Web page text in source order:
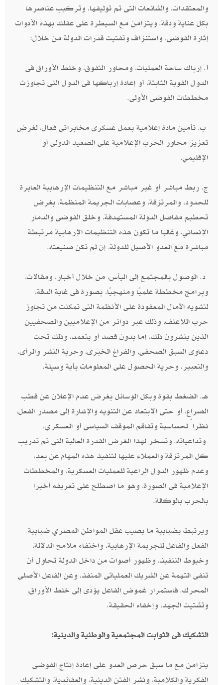
والمعتقدات، والشائعات التى تم توليفها، وتركيب عناصرها
بكل عناية ودقة. ويتزامن مع السيطرة على عقلك بهذه الأدوات
إثارة الفوضى، واستنزاف وتفتيت قدرات الدولة من خلال:
أ. إرباك ساحة العمليات، ومحاور التفوق، وخلط الأوراق فى
الدول القوية الثابتة، أو إعادة إرباكها فى الدول التى تجاوزت
مخططات الفوضى الأولى.
ب. تأمين مادة إعلامية بعمل عسكرى مخابراتى فعال، لغرض
تعزيز محاور الحرب الإعلامية على الصعيد الدولى أو
الإقليمي.
ج. ربط مباشر أو غير مباشر مع التنظيمات الإرهابية العابرة
للحدود، والمرتزقة، وعصابات الجريمة المنظمة، بغرض
تحطيم مفاصل الدولة المستهدفة، وخلق الفوضى والدمار
الإنساني. وغالبا ما تكون هذه التنظيمات الإرهابية مرتبطة
مباشرة مع العدو الأصيل للدولة، إن لم تكن صنيعته.
د. الوصول بالمجتمع إلى اليأس، من خلال أخبار، ومقالات،
وبرامج مخططة علميًا ومنهجيًا، بصورة فى غاية الدقة،
لتشويه الآمال المعقودة على الأنظمة التى تمكنت من تجاوز
حرب اللاعنف، وذلك عبر دوائر من الإعلاميين والصحفيين
الذين ينشرون ذلك، إما بدون قصد أو بتعمد، وذلك تحت
دعاوى السبق الصحفى، والفراغ الخبرى، وحرية النشر والرأى،
والتعبير، وحرية الحصول على المعلومات بأية وسيلة.
هـ. الضغط بقوة وبكل الوسائل بغرض عدم الإعلان عن قطب
الصراع، أو حتى الابتعاد عن التنويه والإشارة إلى مصدر الفعل،
نظراً لحساسية وتفاقم الموقف السياسى أو العسكري،
وتداعياته. وتسخر لهذا الغرض القدرة العالية التى تم تدريب
كل المرتزقة والعملاء عليها لتنفيذ هذه المهام عن بعد،
وعدم ظهور الدول الراعية للعمليات العسكرية، والمخططات
الإعلامية فى الصورة، وهو ما اصطلح على تعريفه أخيرا
بالحرب بالوكالة.
ويرتبط بضبابية ما يصيب عقل المواطن المصري ضبابية
الفعل والفاعل للجريمة الإرهابية، واختفاء ملامح الدلالة،
وخيوط التنفيذ، وظهور أصوات من داخل الدولة تحاول أن
تنفى التهمة عن الشريك العملياتى المنفذ، وعن الفاعل الأصلى
المحرك. فاستمرار غموض الفاعل يؤدى إلى خلط الأوراق،
وتشتيت الجهد، وإخفاء الحقيقة.
التشكيك فى الثوابت المجتمعية والوطنية والدينية:
يتزامن مع ما سبق حرص العدو على إعادة إنتاج الفوضى
الفكرية والكلامية، ونشر الفتن الدينية، والعقائدية، والتشكيك